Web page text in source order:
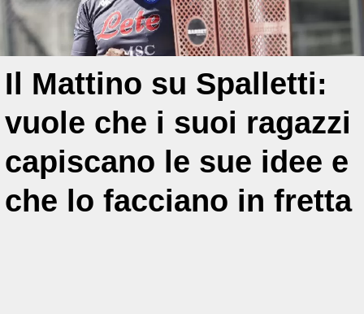
Il Mattino su Spalletti:
vuole che i suoi ragazzi
capiscano le sue idee e
che lo facciano in fretta